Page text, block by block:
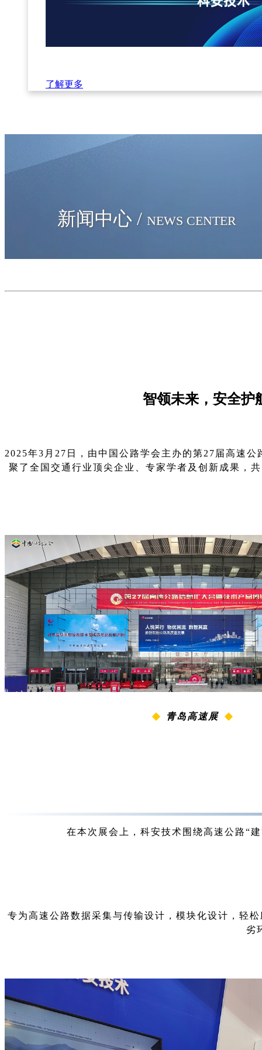
了解更多
新闻中心 / NEWS CENTER
智领未来，安全护
2025年3月27日，由中国公路学会主办的第27届高速
聚了全国交通行业顶尖企业、专家学者及创新成果，
青岛高速展
在本次展会上，科安技术围绕高速公路“
专为高速公路数据采集与传输设计，模块化设计，轻
劣